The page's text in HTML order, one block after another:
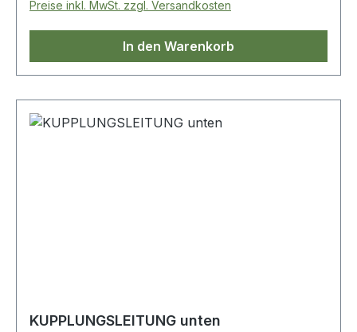
Preise inkl. MwSt. zzgl. Versandkosten
In den Warenkorb
KUPPLUNGSLEITUNG unten